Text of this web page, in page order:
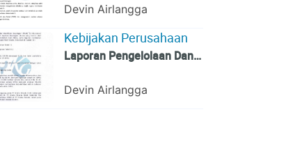
Perkantoran di Lingkungan
Pencabutan Aturan PPKM
Devin Airlangga
Kebijakan Perusahaan
Laporan Pengelolaan Dana
Tahun Buku 2021
Devin Airlangga